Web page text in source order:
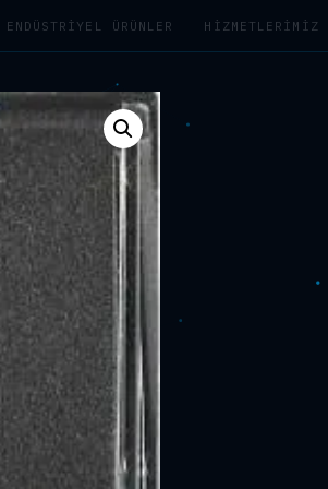
ENDÜSTRIYEL ÜRÜNLER HIZMETLERIMIZ